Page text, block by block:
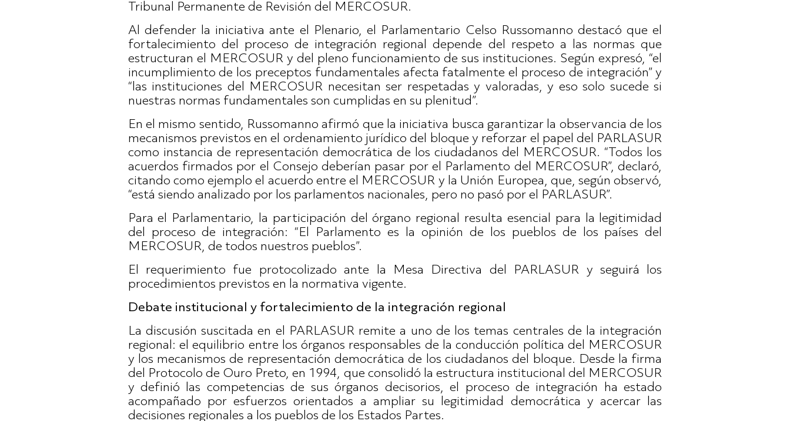
Tribunal Permanente de Revisión del MERCOSUR.
Al defender la iniciativa ante el Plenario, el Parlamentario Celso Russomanno destacó que el
fortalecimiento del proceso de integración regional depende del respeto a las normas que
estructuran el MERCOSUR y del pleno funcionamiento de sus instituciones. Según expresó, “el
incumplimiento de los preceptos fundamentales afecta fatalmente el proceso de integración” y
“las instituciones del MERCOSUR necesitan ser respetadas y valoradas, y eso solo sucede si
nuestras normas fundamentales son cumplidas en su plenitud”.
En el mismo sentido, Russomanno afirmó que la iniciativa busca garantizar la observancia de los
mecanismos previstos en el ordenamiento jurídico del bloque y reforzar el papel del PARLASUR
como instancia de representación democrática de los ciudadanos del MERCOSUR. “Todos los
acuerdos firmados por el Consejo deberían pasar por el Parlamento del MERCOSUR”, declaró,
citando como ejemplo el acuerdo entre el MERCOSUR y la Unión Europea, que, según observó,
“está siendo analizado por los parlamentos nacionales, pero no pasó por el PARLASUR”.
Para el Parlamentario, la participación del órgano regional resulta esencial para la legitimidad
del proceso de integración: “El Parlamento es la opinión de los pueblos de los países del
MERCOSUR, de todos nuestros pueblos”.
El requerimiento fue protocolizado ante la Mesa Directiva del PARLASUR y seguirá los
procedimientos previstos en la normativa vigente.
Debate institucional y fortalecimiento de la integración regional
La discusión suscitada en el PARLASUR remite a uno de los temas centrales de la integración
regional: el equilibrio entre los órganos responsables de la conducción política del MERCOSUR
y los mecanismos de representación democrática de los ciudadanos del bloque. Desde la firma
del Protocolo de Ouro Preto, en 1994, que consolidó la estructura institucional del MERCOSUR
y definió las competencias de sus órganos decisorios, el proceso de integración ha estado
acompañado por esfuerzos orientados a ampliar su legitimidad democrática y acercar las
decisiones regionales a los pueblos de los Estados Partes.